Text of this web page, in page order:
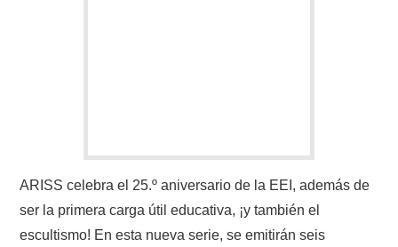
ARISS celebra el 25.º aniversario de la EEI, además de
ser la primera carga útil educativa, ¡y también el
escultismo! En esta nueva serie, se emitirán seis